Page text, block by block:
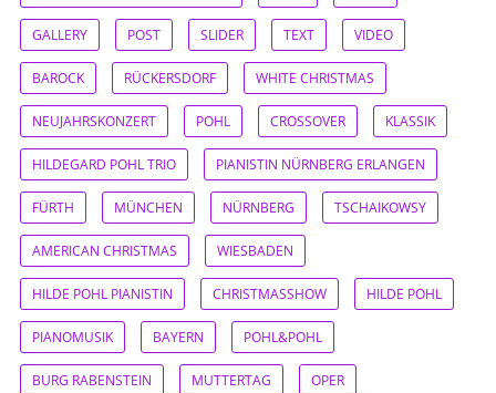
GALLERY POST SLIDER TEXT VIDEO
BAROCK RÜCKERSDORF WHITE CHRISTMAS
NEUJAHRSKONZERT POHL CROSSOVER KLASSIK
HILDEGARD POHL TRIO PIANISTIN NÜRNBERG ERLANGEN
FÜRTH MÜNCHEN NÜRNBERG TSCHAIKOWSY
AMERICAN CHRISTMAS WIESBADEN
HILDE POHL PIANISTIN CHRISTMASSHOW HILDE POHL
PIANOMUSIK BAYERN POHL&POHL
BURG RABENSTEIN MUTTERTAG OPER